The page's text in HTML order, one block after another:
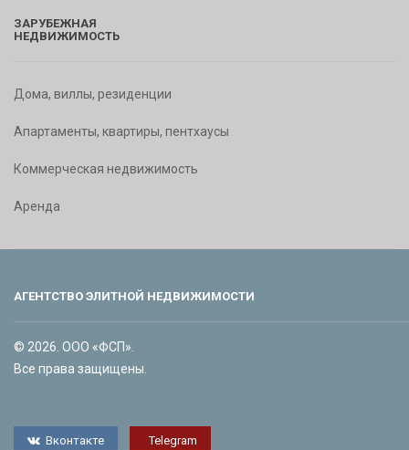
ЗАРУБЕЖНАЯ
НЕДВИЖИМОСТЬ
Дома, виллы, резиденции
Апартаменты, квартиры, пентхаусы
Коммерческая недвижимость
Аренда
АГЕНТСТВО ЭЛИТНОЙ НЕДВИЖИМОСТИ
© 2026. ООО «ФСП».
Все права защищены.
Вконтакте Telegram